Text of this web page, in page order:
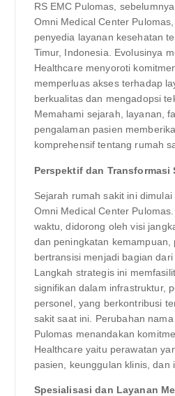
RS EMC Pulomas,
Omni Medical Center
penyedia layanan kesehatan
Timur, Indonesia. Evolusinya
Healthcare menyoroti
memperluas akses terhadap
berkualitas dan mengadopsi
Memahami sejarah, layanan,
pengalaman pasien
komprehensif tentang rumah
Perspektif dan Transformasi
Sejarah rumah sakit ini
Omni Medical Center
waktu, didorong oleh visi
dan peningkatan kemampuan,
bertransisi menjadi bagian
Langkah strategis ini
signifikan dalam infrastruktur,
personel, yang berkontribusi
sakit saat ini. Perubahan
Pulomas menandakan
Healthcare yaitu perawatan
pasien, keunggulan klinis, dan
Spesialisasi dan Layanan